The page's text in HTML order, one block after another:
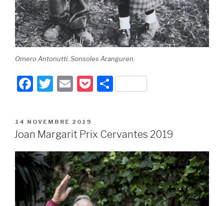
Omero Antonutti. Sonsoles Aranguren.
F
c
e
b
o
o
k
T
tt
er
E
ail
P
k
et
P
g
er
PUBLIÉ
LE
14 NOVEMBRE 2019
Joan Margarit Prix Cervantes 2019